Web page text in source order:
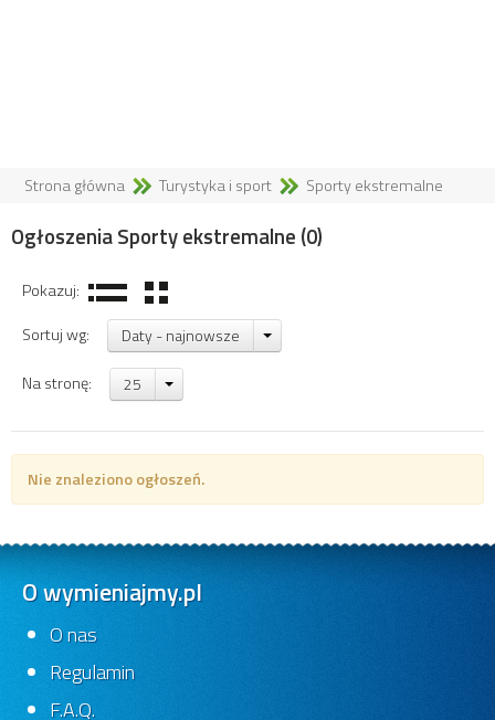
Strona główna Turystyka i sport Sporty ekstremalne
Ogłoszenia Sporty ekstremalne (0)
Pokazuj:
Sortuj wg:
Daty - najnowsze
Na stronę: 25
Nie znaleziono ogłoszeń.
O wymieniajmy.pl
O nas
Regulamin
F.A.Q.